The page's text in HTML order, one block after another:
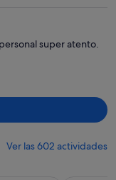
por
super atento.
Ver las 602 actividades